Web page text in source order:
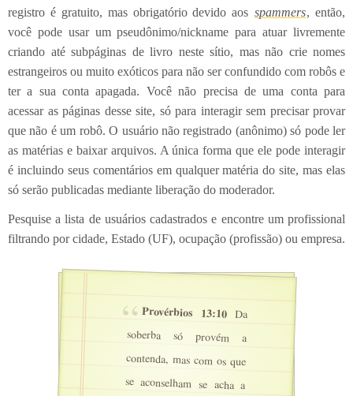
registro é gratuito, mas obrigatório devido aos spammers, então,
você pode usar um pseudônimo/nickname para atuar livremente
criando até subpáginas de livro neste sítio, mas não crie nomes
estrangeiros ou muito exóticos para não ser confundido com robôs e
ter a sua conta apagada. Você não precisa de uma conta para
acessar as páginas desse site, só para interagir sem precisar provar
que não é um robô. O usuário não registrado (anônimo) só pode ler
as matérias e baixar arquivos. A única forma que ele pode interagir
é incluindo seus comentários em qualquer matéria do site, mas elas
só serão publicadas mediante liberação do moderador.
Pesquise a lista de usuários cadastrados e encontre um profissional
filtrando por cidade, Estado (UF), ocupação (profissão) ou empresa.
Provérbios 13:10Da
soberba só provém a
contenda, mas com os que
se aconselham se acha a